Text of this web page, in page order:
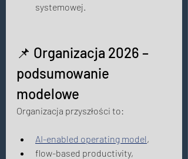
systemowej.
📌 Organizacja 2026 –
podsumowanie
modelowe
Organizacja przyszłości to:
AI-enabled operating model,
flow-based productivity,